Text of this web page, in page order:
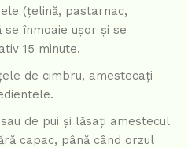
(țelină, pastarnac,
înmoaie ușor și se
15 minute.
de cimbru, amestecați
de pui și lăsați amestecul
capac, până când orzul